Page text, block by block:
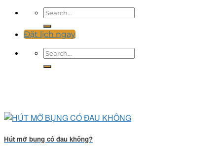
Đặt lịch ngay
Hút mỡ bụng có đau không?